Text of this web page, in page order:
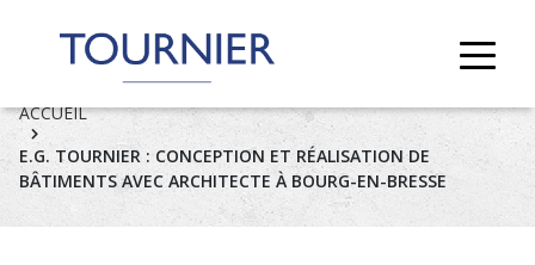
ACCUEIL
E.G. TOURNIER : CONCEPTION ET RÉALISATION DE
BÂTIMENTS AVEC ARCHITECTE À BOURG-EN-BRESSE